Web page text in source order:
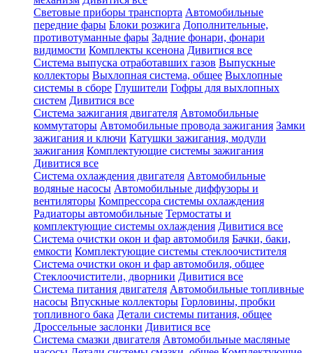
Световые приборы транспорта Автомобильные
передние фары Блоки розжига Дополнительные,
противотуманные фары Задние фонари, фонари
видимости Комплекты ксенона Дивитися все
Система выпуска отработавших газов Выпускные
коллекторы Выхлопная система, общее Выхлопные
системы в сборе Глушители Гофры для выхлопных
систем Дивитися все
Система зажигания двигателя Автомобильные
коммутаторы Автомобильные провода зажигания Замки
зажигания и ключи Катушки зажигания, модули
зажигания Комплектующие системы зажигания
Дивитися все
Система охлаждения двигателя Автомобильные
водяные насосы Автомобильные диффузоры и
вентиляторы Компрессора системы охлаждения
Радиаторы автомобильные Термостаты и
комплектующие системы охлаждения Дивитися все
Система очистки окон и фар автомобиля Бачки, баки,
емкости Комплектующие системы стеклоочистителя
Система очистки окон и фар автомобиля, общее
Стеклоочистители, дворники Дивитися все
Система питания двигателя Автомобильные топливные
насосы Впускные коллекторы Горловины, пробки
топливного бака Детали системы питания, общее
Дроссельные заслонки Дивитися все
Система смазки двигателя Автомобильные масляные